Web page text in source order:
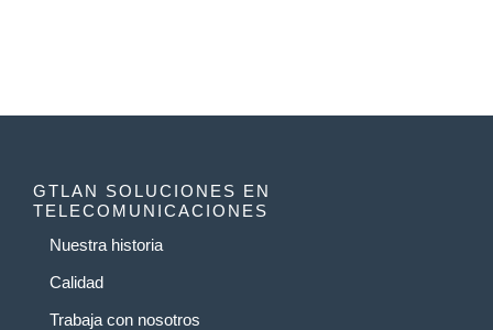
GTLAN SOLUCIONES EN
TELECOMUNICACIONES
Nuestra historia
Calidad
Trabaja con nosotros